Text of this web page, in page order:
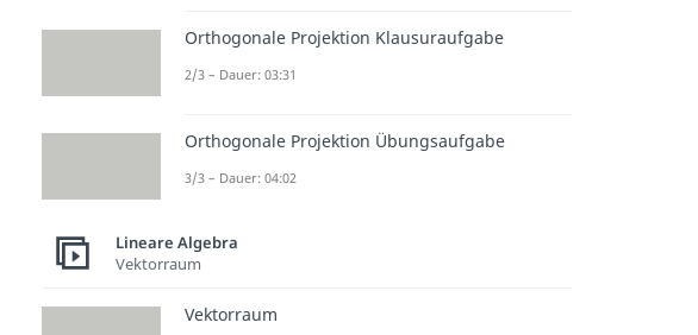
Orthogonale Projektion Klausuraufgabe
2/3 – Dauer: 03:31
Orthogonale Projektion Übungsaufgabe
3/3 – Dauer: 04:02
Lineare Algebra
Vektorraum
Vektorraum